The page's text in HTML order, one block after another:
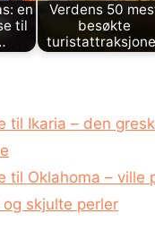
en
til
Verdens 50
besøkte
til Ikaria – den
til Oklahoma – ville
skjulte perler